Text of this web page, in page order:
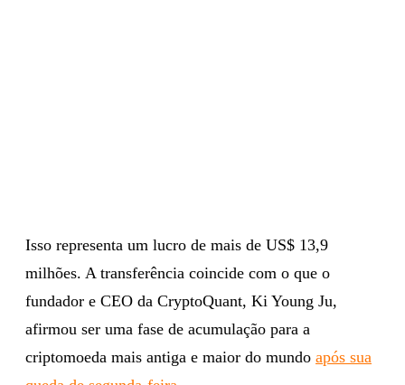
Isso representa um lucro de mais de US$ 13,9
milhões. A transferência coincide com o que o
fundador e CEO da CryptoQuant, Ki Young Ju,
afirmou ser uma fase de acumulação para a
criptomoeda mais antiga e maior do mundo após sua